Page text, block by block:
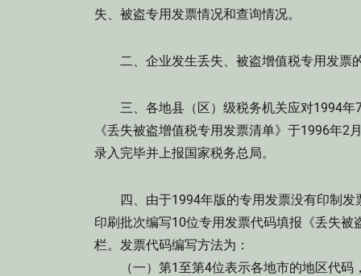
失、被盗专用发票情况和查询情况。
二、企业发生丢失、被盗增值税专用发票的
三、各地县（区）级税务机关应对1994年7
《丢失被盗增值税专用发票清单》于1996年
录入完毕并上报国家税务总局。
四、由于1994年版的专用发票没有印制发
印刷批次编写10位专用发票代码填报《丢失被
栏。发票代码编写方法为：
（一）第1至第4位表示各地市的地区代码